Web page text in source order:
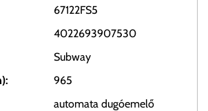
67122FS5
4022693907530
Subway
965
automata dugóemelő